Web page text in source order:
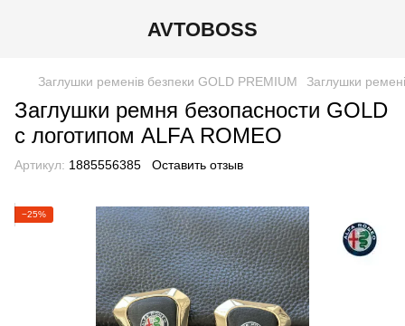
AVTOBOSS
Заглушки ременів безпеки GOLD PREMIUM Заглушки
Заглушки ремня безопасности GOLD
с логотипом ALFA ROMEO
Артикул: 1885556385 Оставить отзыв
−25%